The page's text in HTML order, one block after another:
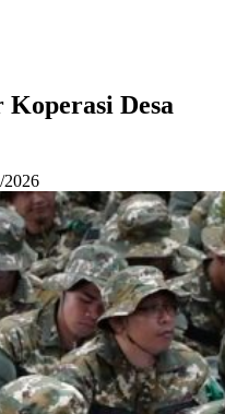
Desa
2026